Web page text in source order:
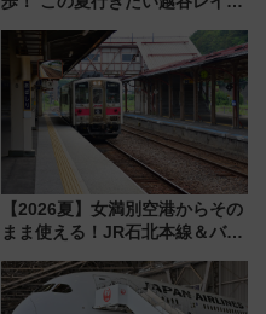
ア「LAKESIDE PARK」（埼玉
県越谷市）
【2026夏】女満別空港からその
まま使える！JR石北本線＆バス
ーパス」でおトクに道東観光
（8/3発売）